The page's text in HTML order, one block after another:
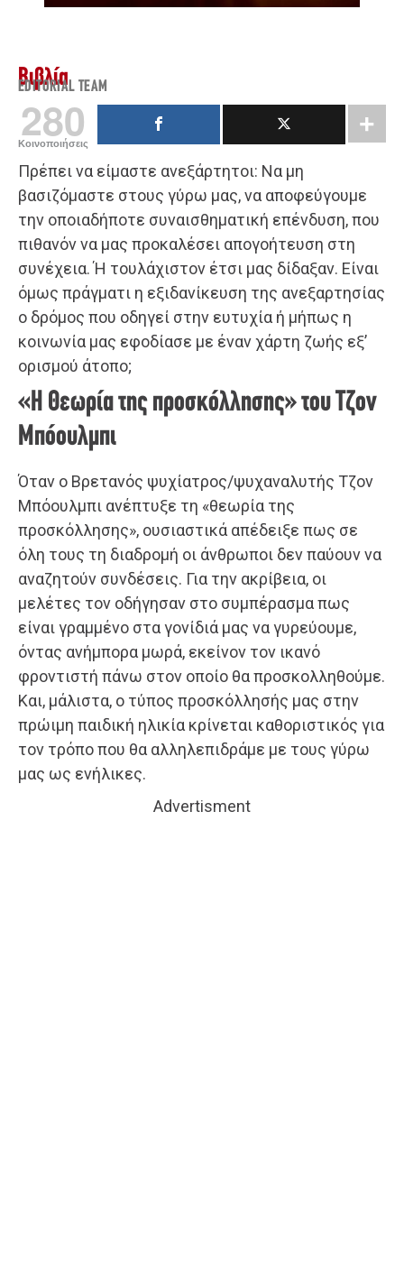
Βιβλία
EDITORIAL TEAM
280
Κοινοποιήσεις
Πρέπει να είμαστε ανεξάρτητοι: Να μη
βασιζόμαστε στους γύρω μας, να αποφεύγουμε
την οποιαδήποτε συναισθηματική επένδυση, που
πιθανόν να μας προκαλέσει απογοήτευση στη
συνέχεια. Ή τουλάχιστον έτσι μας δίδαξαν. Είναι
όμως πράγματι η εξιδανίκευση της ανεξαρτησίας
ο δρόμος που οδηγεί στην ευτυχία ή μήπως η
κοινωνία μας εφοδίασε με έναν χάρτη ζωής εξ’
ορισμού άτοπο;
«Η Θεωρία της προσκόλλησης» του Τζον
Μπόουλμπι
Όταν ο Βρετανός ψυχίατρος/ψυχαναλυτής Τζον
Μπόουλμπι ανέπτυξε τη «θεωρία της
προσκόλλησης», ουσιαστικά απέδειξε πως σε
όλη τους τη διαδρομή οι άνθρωποι δεν παύουν να
αναζητούν συνδέσεις. Για την ακρίβεια, οι
μελέτες τον οδήγησαν στο συμπέρασμα πως
είναι γραμμένο στα γονίδιά μας να γυρεύουμε,
όντας ανήμπορα μωρά, εκείνον τον ικανό
φροντιστή πάνω στον οποίο θα προσκολληθούμε.
Και, μάλιστα, ο τύπος προσκόλλησής μας στην
πρώιμη παιδική ηλικία κρίνεται καθοριστικός για
τον τρόπο που θα αλληλεπιδράμε με τους γύρω
μας ως ενήλικες.
Advertisment